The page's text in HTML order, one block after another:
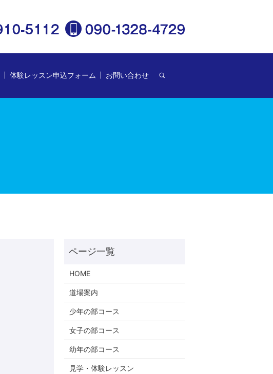
体験レッスン申込フォーム お問い合わせ search
HOME
道場案内
少年の部コース
女子の部コース
幼年の部コース
見学・体験レッスン